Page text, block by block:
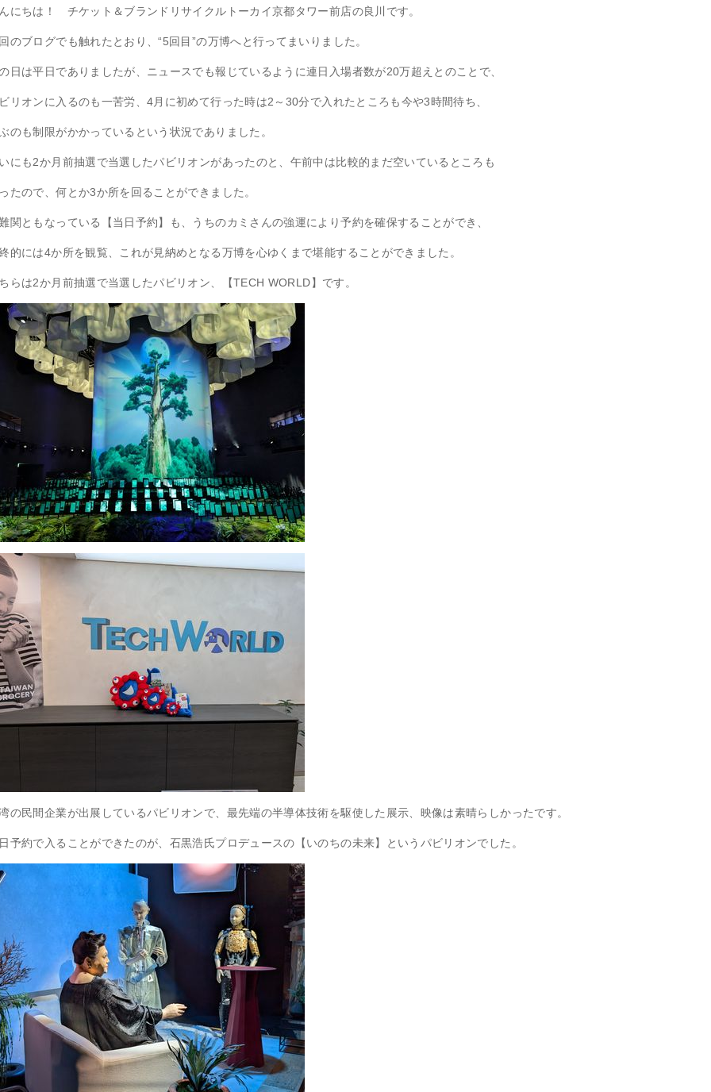
にちは！ チケット＆ブランドリサイクルトーカイ京都タワー前店の良川です。
のブログでも触れたとおり、“5回目”の万博へと行ってまいりました。
日は平日でありましたが、ニュースでも報じているように連日入場者数が20万超えとのことで、
リオンに入るのも一苦労、4月に初めて行った時は2～30分で入れたところも今や3時間待ち、
のも制限がかかっているという状況でありました。
にも2か月前抽選で当選したパビリオンがあったのと、午前中は比較的まだ空いているところも
たので、何とか3か所を回ることができました。
関ともなっている【当日予約】も、うちのカミさんの強運により予約を確保することができ、
的には4か所を観覧、これが見納めとなる万博を心ゆくまで堪能することができました。
らは2か月前抽選で当選したパビリオン、【TECH WORLD】です。
の民間企業が出展しているパビリオンで、最先端の半導体技術を駆使した展示、映像は素晴らしかったです。
予約で入ることができたのが、石黒浩氏プロデュースの【いのちの未来】というパビリオンでした。